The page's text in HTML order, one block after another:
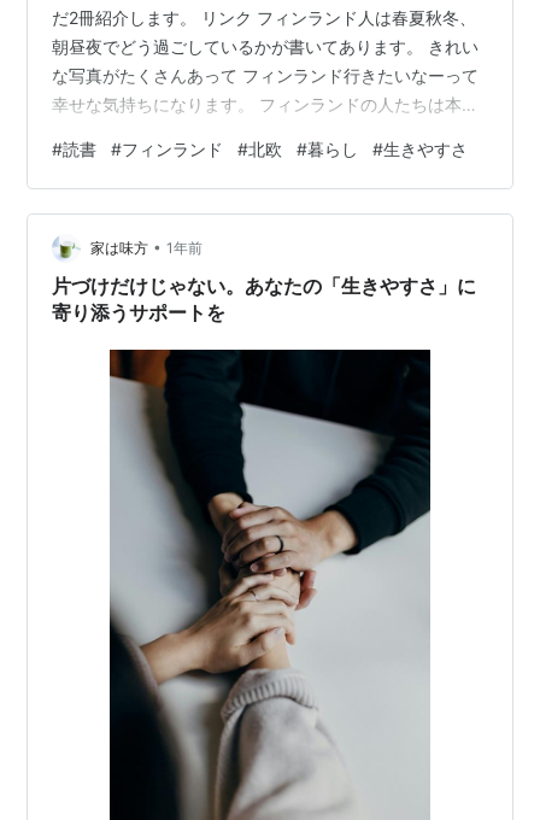
だ2冊紹介します。 リンク フィンランド人は春夏秋冬、
朝昼夜でどう過ごしているかが書いてあります。 きれい
な写真がたくさんあって フィンランド行きたいなーって
幸せな気持ちになります。 フィンランドの人たちは本当
最初はフィンランド人の仕事のことだけなのかなと思っ
ていたんです。 まあ、タイトルもそうですし。 でも、フ
ィンランド人の生き方も書いてあります。 読んでいてや
っぱりフィンランド最高！生きやすそうって思いまし
た。 なぜかというと、学びが至る所にあるんだそうで
す。 会社ではスキルアップのため…
#読書 #フィンランド #北欧 #暮らし #生きやすさ
家は味方 • 1年前
片づけだけじゃない。あなたの「生きやすさ」に
寄り添うサポートを